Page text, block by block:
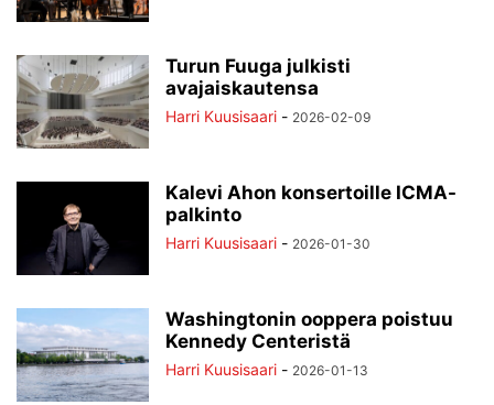
Turun Fuuga julkisti
avajaiskautensa
Harri Kuusisaari - 2026-02-09
Kalevi Ahon konsertoille ICMA-
palkinto
Harri Kuusisaari - 2026-01-30
Washingtonin ooppera poistuu
Kennedy Centeristä
Harri Kuusisaari - 2026-01-13